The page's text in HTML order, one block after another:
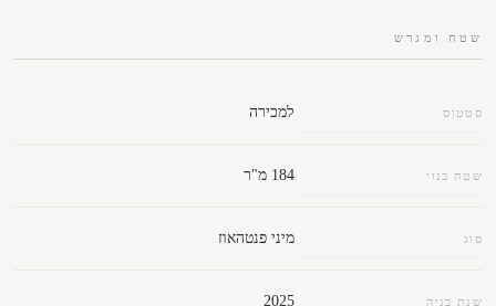
שטח ומגרש
סטטוס למכירה
שטח בנוי 184 מ"ר
סוג מיני פנטהאוז
שנת בניה 2025